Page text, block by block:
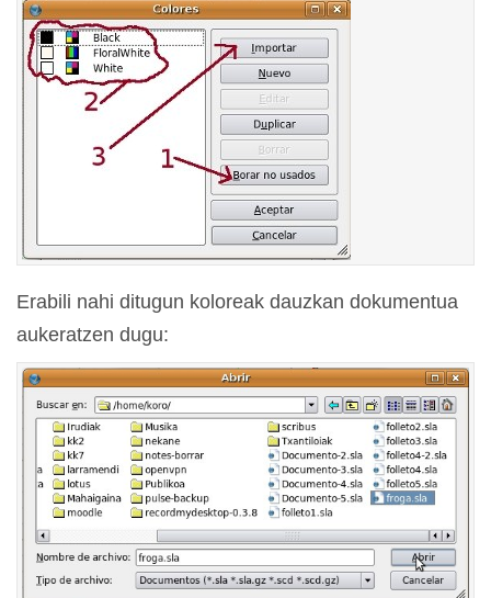
Erabili nahi ditugun koloreak dauzkan dokumentua
aukeratzen dugu: